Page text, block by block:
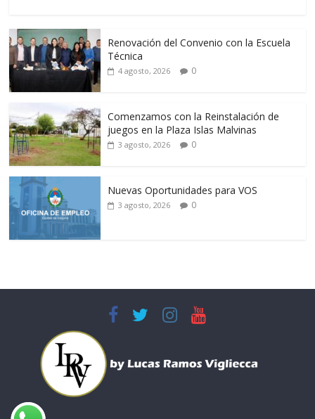
Renovación del Convenio con la Escuela
Técnica
4 agosto, 2026 0
Comenzamos con la Reinstalación de
juegos en la Plaza Islas Malvinas
3 agosto, 2026 0
Nuevas Oportunidades para VOS
3 agosto, 2026 0